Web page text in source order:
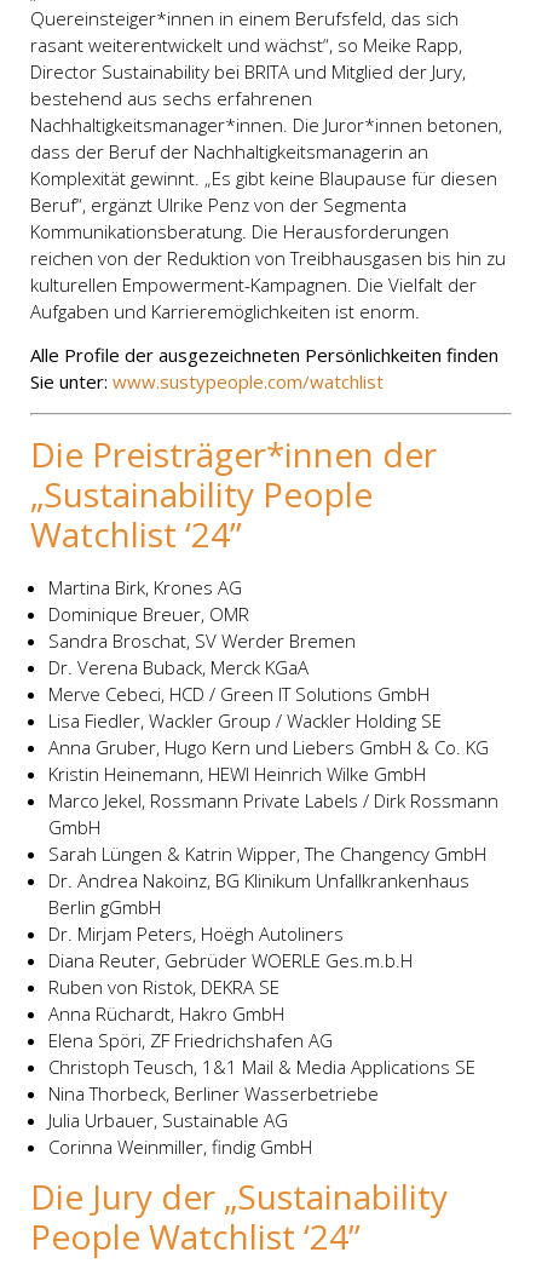
Quereinsteiger*innen in einem Berufsfeld, das sich
rasant weiterentwickelt und wächst“, so Meike Rapp,
Director Sustainability bei BRITA und Mitglied der Jury,
bestehend aus sechs erfahrenen
Nachhaltigkeitsmanager*innen. Die Juror*innen betonen,
dass der Beruf der Nachhaltigkeitsmanagerin an
Komplexität gewinnt. „Es gibt keine Blaupause für diesen
Beruf“, ergänzt Ulrike Penz von der Segmenta
Kommunikationsberatung. Die Herausforderungen
reichen von der Reduktion von Treibhausgasen bis hin zu
kulturellen Empowerment-Kampagnen. Die Vielfalt der
Aufgaben und Karrieremöglichkeiten ist enorm.
Alle Profile der ausgezeichneten Persönlichkeiten finden
Sie unter: www.sustypeople.com/watchlist
Die Preisträger*innen der
„Sustainability People
Watchlist ‘24”
Martina Birk, Krones AG
Dominique Breuer, OMR
Sandra Broschat, SV Werder Bremen
Dr. Verena Buback, Merck KGaA
Merve Cebeci, HCD / Green IT Solutions GmbH
Lisa Fiedler, Wackler Group / Wackler Holding SE
Anna Gruber, Hugo Kern und Liebers GmbH & Co. KG
Kristin Heinemann, HEWI Heinrich Wilke GmbH
Marco Jekel, Rossmann Private Labels / Dirk Rossmann
GmbH
Sarah Lüngen & Katrin Wipper, The Changency GmbH
Dr. Andrea Nakoinz, BG Klinikum Unfallkrankenhaus
Berlin gGmbH
Dr. Mirjam Peters, Hoëgh Autoliners
Diana Reuter, Gebrüder WOERLE Ges.m.b.H
Ruben von Ristok, DEKRA SE
Anna Rüchardt, Hakro GmbH
Elena Spöri, ZF Friedrichshafen AG
Christoph Teusch, 1&1 Mail & Media Applications SE
Nina Thorbeck, Berliner Wasserbetriebe
Julia Urbauer, Sustainable AG
Corinna Weinmiller, findig GmbH
Die Jury der „Sustainability
People Watchlist ‘24”